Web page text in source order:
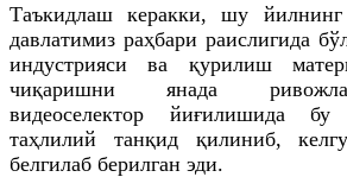
Таъкидлаш керакки, шу
давлатимиз раҳбари раислигида
индустрияси ва қурилиш
чиқаришни янада
видеоселектор йиғилишида
таҳлилий танқид қилиниб,
белгилаб берилган эди.